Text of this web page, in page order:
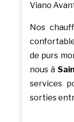
Viano
Nos
de purs
nous à
services
sorties